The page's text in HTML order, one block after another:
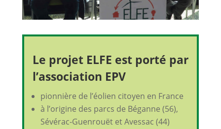
Le projet ELFE est porté par
l’association EPV
pionnière de l’éolien citoyen en France
à l’origine des parcs de Béganne (56),
Sévérac-Guenrouët et Avessac (44)